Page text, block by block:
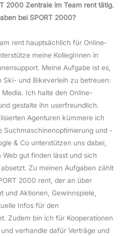
2000 Zentrale im Team rent tätig.
bei SPORT 2000?
rent hauptsächlich für Online-
meine KollegInnen in
Meine Aufgabe ist es,
Ski- und Bikeverleih zu betreuen:
Ich halte den Online-
gestalte ihn userfreundlich.
Agenturen kümmere ich
Suchmaschinenoptimierung und -
& Co unterstützen uns dabei,
gut finden lässt und sich
Zu meinen Aufgaben zählt
2000 rent, der an über
Aktionen, Gewinnspiele,
Infos für den
Zudem bin ich für Kooperationen
verhandle dafür Verträge und